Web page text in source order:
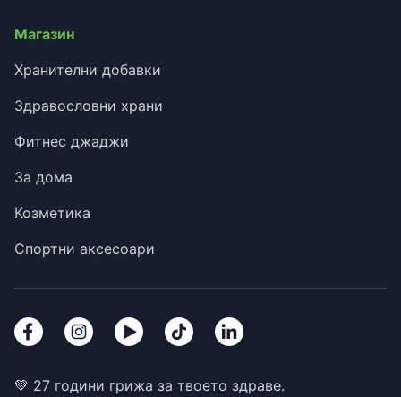
Магазин
Хранителни добавки
Здравословни храни
Фитнес джаджи
За дома
Козметика
Спортни аксесоари
💚 27 години грижа за твоето здраве.